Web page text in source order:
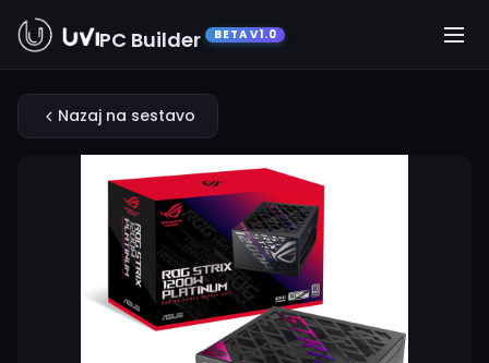
PC Builder BETA V1.0
Nazaj na sestavo